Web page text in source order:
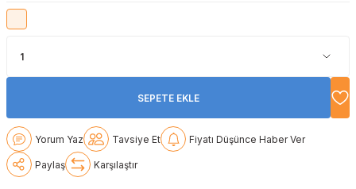
Olivetti
Panasonic
Olivetti
Panasonic
Panasonic
Pantum
Utax
Xerox
Utax
Xerox
SEPETE EKLE
Yorum Yaz Tavsiye Et Fiyatı Düşünce Haber Ver
Paylaş Karşılaştır